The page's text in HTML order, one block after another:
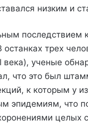
низким и
последствием
трех
века), ученые
что это был
к которым у
эпидемиям, что
целых